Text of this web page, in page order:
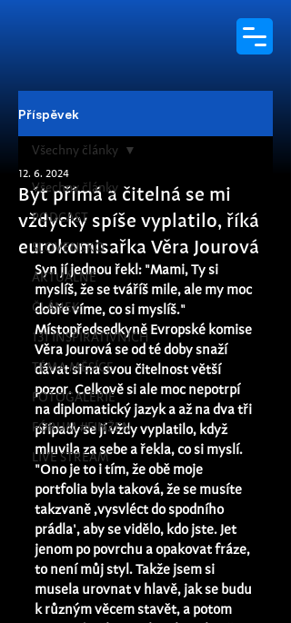
Příspěvek
Všechny články
PODCAST
SLOVENSKO
AKTUÁLNĚ
ČLÁNEK
131 INSPIRATIVNÍCH
TÉMA MĚSÍCE
FOTOGALERIE
FÓRUM #FINŽEN
LIVE STREAM
Všechny články
Být přímá a čitelná se mi
vždycky spíše vyplatilo, říká
eurokomisařka Věra Jourová
12. 6. 2024
Syn jí jednou řekl: "Mami, Ty si
myslíš, že se tváříš mile, ale my moc
dobře víme, co si myslíš."
Místopředsedkyně Evropské komise
Věra Jourová se od té doby snaží
dávat si na svou čitelnost větší
pozor. Celkově si ale moc nepotrpí
na diplomatický jazyk a až na dva tři
případy se jí vždy vyplatilo, když
mluvila za sebe a řekla, co si myslí.
"Ono je to i tím, že obě moje
portfolia byla taková, že se musíte
takzvaně ‚vysvléct do spodního
prádla', aby se vidělo, kdo jste. Jet
jenom po povrchu a opakovat fráze,
to není můj styl. Takže jsem si
musela urovnat v hlavě, jak se budu
k různým věcem stavět, a potom